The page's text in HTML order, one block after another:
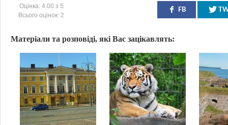
Оцінка: 4.00 з 5
Всього оцінок: 2
FB
Матеріали та розповіді, які Вас зацікавлять: